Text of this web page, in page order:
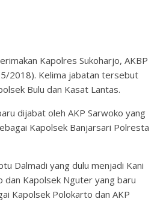
Kapolres Sukoharjo, AKBP
2018). Kelima jabatan tersebut
Bulu dan Kasat Lantas.
dijabat oleh AKP Sarwoko yang
Kapolsek Banjarsari Polresta
Dalmadi yang dulu menjadi Kani
dan Kapolsek Nguter yang baru
Kapolsek Polokarto dan AKP